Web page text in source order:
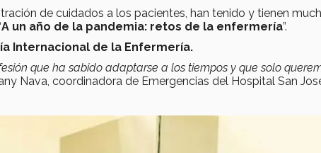
de cuidados a los pacientes, han tenido y tienen
A un año de la pandemia: retos de la enfermería”.
Internacional de la Enfermería.
que ha sabido adaptarse a los tiempos y que solo
Nava, coordinadora de Emergencias del Hospital San